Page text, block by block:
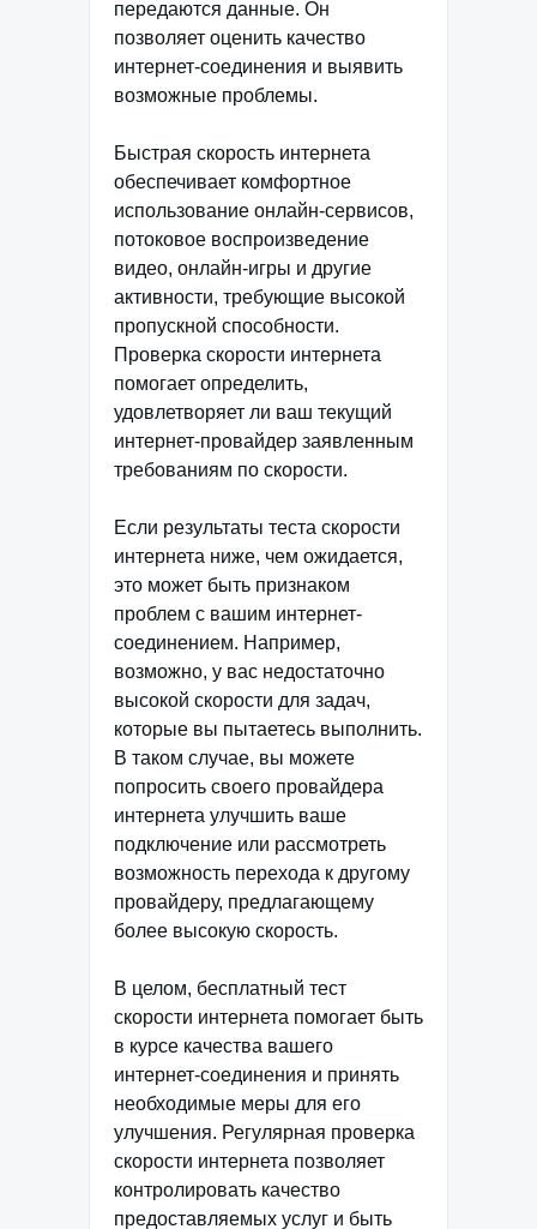
передаются данные. Он
позволяет оценить качество
интернет-соединения и выявить
возможные проблемы.
Быстрая скорость интернета
обеспечивает комфортное
использование онлайн-сервисов,
потоковое воспроизведение
видео, онлайн-игры и другие
активности, требующие высокой
пропускной способности.
Проверка скорости интернета
помогает определить,
удовлетворяет ли ваш текущий
интернет-провайдер заявленным
требованиям по скорости.
Если результаты теста скорости
интернета ниже, чем ожидается,
это может быть признаком
проблем с вашим интернет-
соединением. Например,
возможно, у вас недостаточно
высокой скорости для задач,
которые вы пытаетесь выполнить.
В таком случае, вы можете
попросить своего провайдера
интернета улучшить ваше
подключение или рассмотреть
возможность перехода к другому
провайдеру, предлагающему
более высокую скорость.
В целом, бесплатный тест
скорости интернета помогает быть
в курсе качества вашего
интернет-соединения и принять
необходимые меры для его
улучшения. Регулярная проверка
скорости интернета позволяет
контролировать качество
предоставляемых услуг и быть